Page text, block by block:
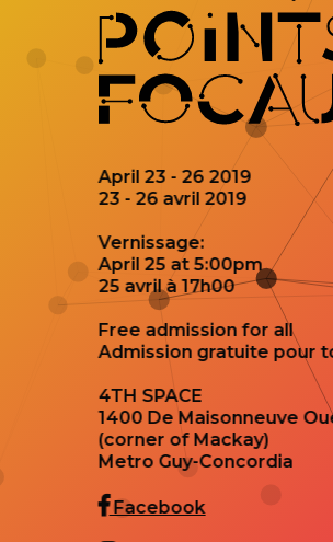
April 23 - 26 2019
23 - 26 avril 2019
Vernissage:
April 25 at 5:00pm
25 avril à 17h00
Free admission for all
Admission gratuite pour
4TH SPACE
1400 De Maisonneuve
(corner of Mackay)
Metro Guy-Concordia
Facebook